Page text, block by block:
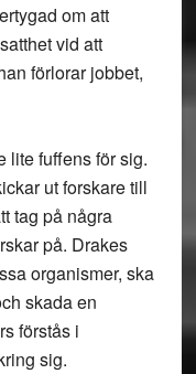
om att
vid att
förlorar jobbet,
lite fuffens för sig.
ut forskare till
tag på några
på. Drakes
organismer, ska
skada en
förstås i
sig.